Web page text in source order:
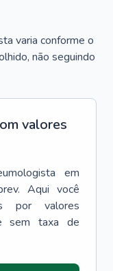
varia conforme o
não seguindo
valores
em
Aqui você
por valores
sem taxa de